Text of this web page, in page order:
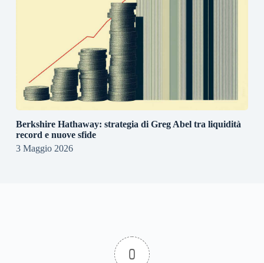
Berkshire Hathaway: strategia di Greg Abel tra liquidità
record e nuove sfide
3 Maggio 2026
0